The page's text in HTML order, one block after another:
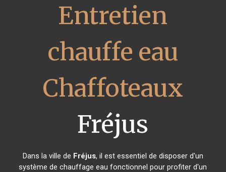
Entretien
chauffe eau
Chaffoteaux
Fréjus
Dans la ville de Fréjus, il est essentiel de disposer d'un
système de chauffage eau fonctionnel pour profiter d'un